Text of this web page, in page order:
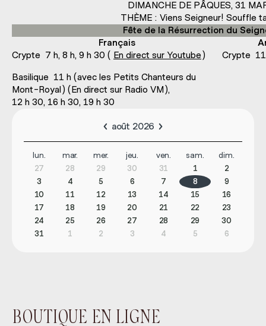
DIMANCHE DE PÂQUES, 31
THÈME : Viens Seigneur! Souffle
Fête de la Résurrection du
Français
Crypte 7 h, 8 h, 9 h 30 ( En direct sur Youtube)
Basilique 11 h (avec les Petits Chanteurs du
Mont-Royal) (En direct sur Radio VM),
12 h 30, 16 h 30, 19 h 30
Crypte
août 2026
lun. mar. mer. jeu. ven. sam.
dim.
27
28 29 30 31 1
2
3
4 5 6 7 8
9
10
11 12 13 14 15
16
17
18 19 20 21 22
23
24
25 26 27 28 29
30
31
1 2 3 4 5 6
BOUTIQUE EN LIGNE